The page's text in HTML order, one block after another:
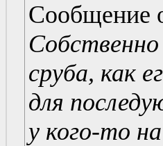
Сообщение
сруба, как
для
у кого-то